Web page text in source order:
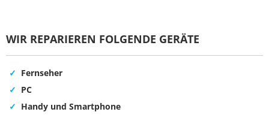
WIR REPARIEREN FOLGENDE GERÄTE
Fernseher
PC
Handy und Smartphone